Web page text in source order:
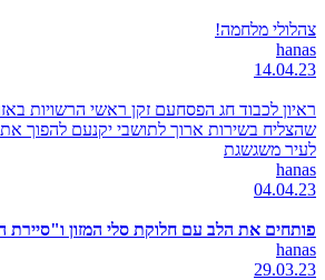
צהלולי מלחמה!
hanas
14.04.23
ראיון לכבוד חג הפסחעם זקן ראשי הרשויות
שהצליח בשירות ארוך לתושבי יקנעם להפוך
לעיר משגשגת
hanas
04.04.23
פותחים את הלב עם חלוקת סלי המזון ו"סיירת
hanas
29.03.23